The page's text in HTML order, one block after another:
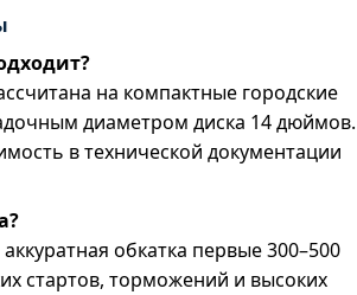
на компактные городские
диаметром диска 14 дюймов.
в технической документации
обкатка первые 300–500
стартов, торможений и высоких